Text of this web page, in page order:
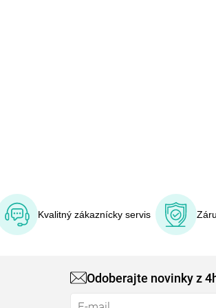
Kvalitný zákaznícky servis
Odoberajte novinky z